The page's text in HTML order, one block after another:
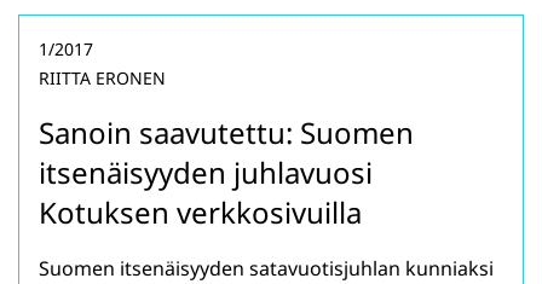
Sanoin saavutettu: Suomen
itsenäisyyden juhlavuosi
Kotuksen verkkosivuilla
1/2017
RIITTA ERONEN
Suomen itsenäisyyden satavuotisjuhlan kunniaksi